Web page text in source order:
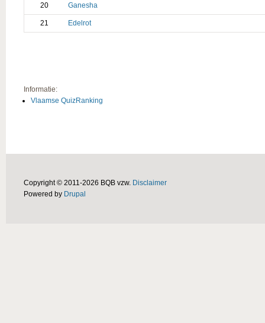
20 Ganesha
21 Edelrot
Informatie:
Vlaamse QuizRanking
Copyright © 2011-2026 BQB vzw. Disclaimer
Powered by Drupal